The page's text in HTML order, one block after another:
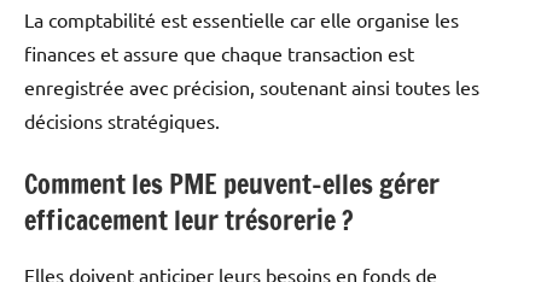
La comptabilité est essentielle car elle organise les
finances et assure que chaque transaction est
enregistrée avec précision, soutenant ainsi toutes les
décisions stratégiques.
Comment les PME peuvent-elles gérer
efficacement leur trésorerie ?
Elles doivent anticiper leurs besoins en fonds de